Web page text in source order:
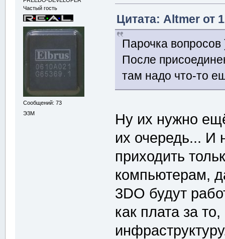
Частый гость
Сообщений: 73
Э3М
Цитата: Altmer от
Парочка вопросов
После
там надо что-то
Ну их нужно
их очередь... И
приходить
компьютерам,
3DO будут
как плата за